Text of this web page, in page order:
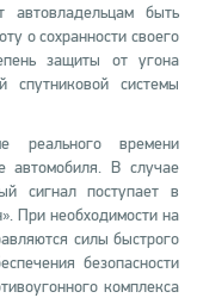
автовладельцам быть
о сохранности своего
защиты от угона
спутниковой системы
реального времени
автомобиля. В случае
сигнал поступает в
При необходимости на
силы быстрого
безопасности
комплекса